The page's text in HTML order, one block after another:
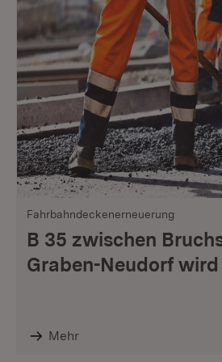
Fahrbahndeckenerneuerung
B 35 zwischen
Graben-Neudorf
Mehr